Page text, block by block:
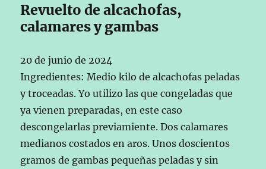
Revuelto de alcachofas,
calamares y gambas
20 de junio de 2024
Ingredientes: Medio kilo de alcachofas peladas
y troceadas. Yo utilizo las que congeladas que
ya vienen preparadas, en este caso
descongelarlas previamiente. Dos calamares
medianos costados en aros. Unos doscientos
gramos de gambas pequeñas peladas y sin